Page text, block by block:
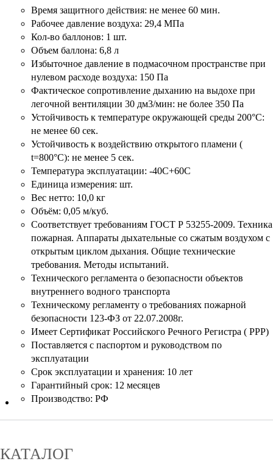
Время защитного действия: не менее 60 мин.
Рабочее давление воздуха: 29,4 МПа
Кол-во баллонов: 1 шт.
Объем баллона: 6,8 л
Избыточное давление в подмасочном пространстве при
нулевом расходе воздуха: 150 Па
Фактическое сопротивление дыханию на выдохе при
легочной вентиляции 30 дм3/мин: не более 350 Па
Устойчивость к температуре окружающей среды 200°С:
не менее 60 сек.
Устойчивость к воздействию открытого пламени (
t=800°С): не менее 5 сек.
Температура эксплуатации: -40С+60С
Единица измерения: шт.
Вес нетто: 10,0 кг
Объём: 0,05 м/куб.
Соответствует требованиям ГОСТ Р 53255-2009. Техника
пожарная. Аппараты дыхательные со сжатым воздухом с
открытым циклом дыхания. Общие технические
требования. Методы испытаний.
Технического регламента о безопасности объектов
внутреннего водного транспорта
Техническому регламенту о требованиях пожарной
безопасности 123-ФЗ от 22.07.2008г.
Имеет Сертификат Российского Речного Регистра ( РРР)
Поставляется с паспортом и руководством по
эксплуатации
Срок эксплуатации и хранения: 10 лет
Гарантийный срок: 12 месяцев
Производство: РФ
КАТАЛОГ